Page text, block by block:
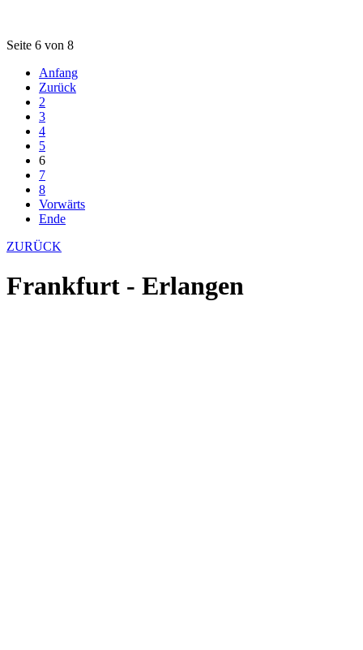
Seite 6 von 8
Anfang
Zurück
2
3
4
5
6
7
8
Vorwärts
Ende
ZURÜCK
Frankfurt - Erlangen